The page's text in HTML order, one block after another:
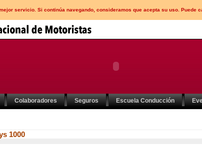
servicio. Si continúa navegando, consideramos que acepta su uso. Puede
Colaboradores Seguros Escuela Conducción
1000